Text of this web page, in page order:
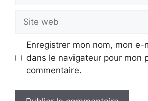
Site
web
Enregistrer mon nom, mon e-
dans le navigateur pour mon
commentaire.